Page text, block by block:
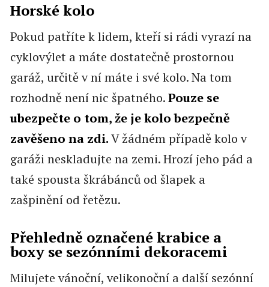
Horské kolo
Pokud patříte k lidem, kteří si rádi vyrazí na
cyklovýlet a máte dostatečně prostornou
garáž, určitě v ní máte i své kolo. Na tom
rozhodně není nic špatného.Pouze se
ubezpečte o tom, že je kolo bezpečně
zavěšeno na zdi.V žádném případě kolo v
garáži neskladujte na zemi. Hrozí jeho pád a
také spousta škrábánců od šlapek a
zašpinění od řetězu.
Přehledně označené krabice a
boxy se sezónními dekoracemi
Milujete vánoční, velikonoční a další sezónní